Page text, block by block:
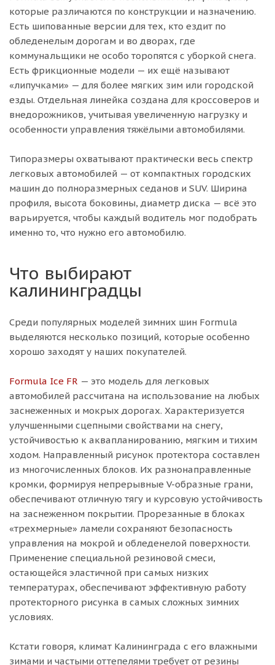
которые различаются по конструкции и назначению.
Есть шипованные версии для тех, кто ездит по
обледенелым дорогам и во дворах, где
коммунальщики не особо торопятся с уборкой снега.
Есть фрикционные модели — их ещё называют
«липучками» — для более мягких зим или городской
езды. Отдельная линейка создана для кроссоверов и
внедорожников, учитывая увеличенную нагрузку и
особенности управления тяжёлыми автомобилями.
Типоразмеры охватывают практически весь спектр
легковых автомобилей — от компактных городских
машин до полноразмерных седанов и SUV. Ширина
профиля, высота боковины, диаметр диска — всё это
варьируется, чтобы каждый водитель мог подобрать
именно то, что нужно его автомобилю.
Что выбирают
калининградцы
Среди популярных моделей зимних шин Formula
выделяются несколько позиций, которые особенно
хорошо заходят у наших покупателей.
Formula Ice FR — это модель для легковых
автомобилей рассчитана на использование на любых
заснеженных и мокрых дорогах. Характеризуется
улучшенными сцепными свойствами на снегу,
устойчивостью к аквапланированию, мягким и тихим
ходом. Направленный рисунок протектора составлен
из многочисленных блоков. Их разнонаправленные
кромки, формируя непрерывные V-образные грани,
обеспечивают отличную тягу и курсовую устойчивость
на заснеженном покрытии. Прорезанные в блоках
«трехмерные» ламели сохраняют безопасность
управления на мокрой и обледенелой поверхности.
Применение специальной резиновой смеси,
остающейся эластичной при самых низких
температурах, обеспечивают эффективную работу
протекторного рисунка в самых сложных зимних
условиях.
Кстати говоря, климат Калининграда с его влажными
зимами и частыми оттепелями требует от резины